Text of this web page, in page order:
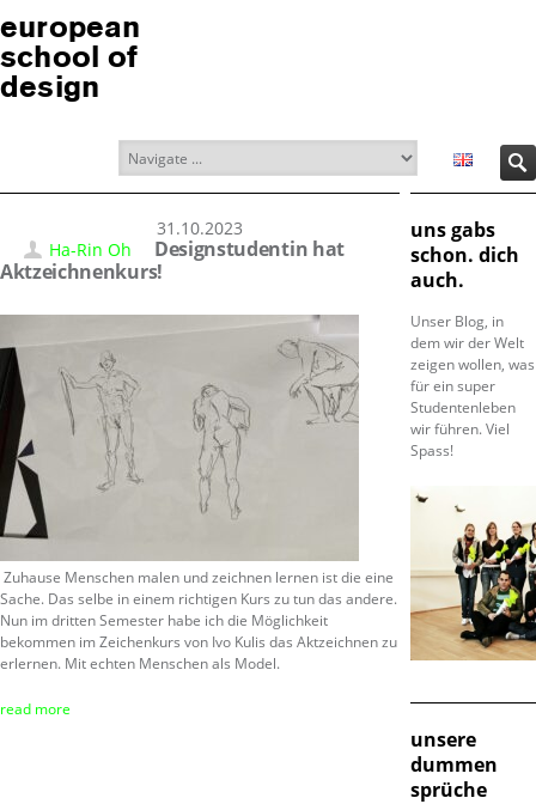
european
school of
design
31.10.2023
Ha-Rin Oh
Designstudentin hat
Aktzeichnenkurs!
Zuhause Menschen malen und zeichnen lernen ist die eine
Sache. Das selbe in einem richtigen Kurs zu tun das andere.
Nun im dritten Semester habe ich die Möglichkeit
bekommen im Zeichenkurs von Ivo Kulis das Aktzeichnen zu
erlernen. Mit echten Menschen als Model.
read more
uns gabs
schon. dich
auch.
Unser Blog, in
dem wir der Welt
zeigen wollen, was
für ein super
Studentenleben
wir führen. Viel
Spass!
unsere
dummen
sprüche